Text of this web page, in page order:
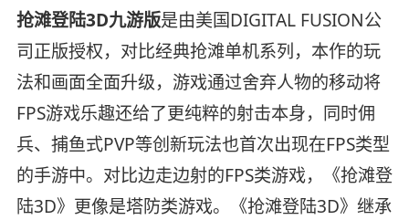
抢滩登陆3D九游版是由美国DIGITAL FUSION公
司正版授权，对比经典抢滩单机系列，本作的玩
法和画面全面升级，游戏通过舍弃人物的移动将
FPS游戏乐趣还给了更纯粹的射击本身，同时佣
兵、捕鱼式PVP等创新玩法也首次出现在FPS类型
的手游中。对比边走边射的FPS类游戏，《抢滩登
陆3D》更像是塔防类游戏。《抢滩登陆3D》继承